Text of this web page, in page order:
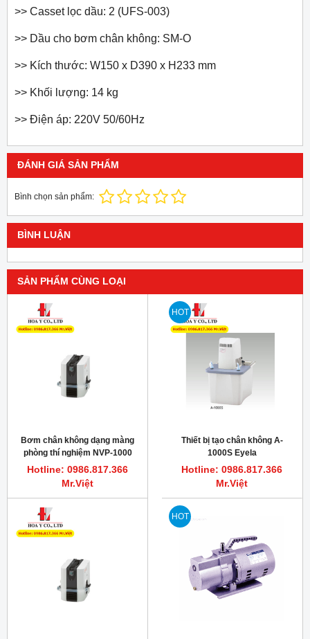
>> Casset lọc dầu: 2 (UFS-003)
>> Dầu cho bơm chân không: SM-O
>> Kích thước: W150 x D390 x H233 mm
>> Khối lượng: 14 kg
>> Điện áp: 220V 50/60Hz
ĐÁNH GIÁ SẢN PHẨM
Bình chọn sản phẩm:
BÌNH LUẬN
SẢN PHẨM CÙNG LOẠI
Bơm chân không dạng màng
phòng thí nghiệm NVP-1000
Eyela Japan
Hotline: 0986.817.366
Mr.Việt
HOT
Thiết bị tạo chân không A-
1000S Eyela
Hotline: 0986.817.366
Mr.Việt
HOT